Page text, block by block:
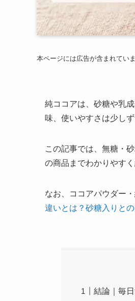
本ページには広告が含まれてい
純ココアは、砂糖や乳
味、使いやすさは少しず
この記事では、無糖・
の商品までわかりやすく
なお、ココアパウダー
違いとは？砂糖入りと
結論｜毎